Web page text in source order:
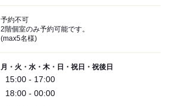
予約不可
2階個室のみ予約可能です。
(max5名様)
月・火・水・木・日・祝日・祝後日
15:00 - 17:00
18:00 - 00:00